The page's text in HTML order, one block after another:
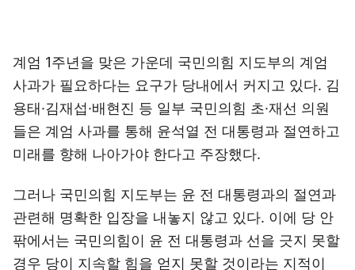
계엄 1주년을 맞은 가운데 국민의힘 지도부의 계엄
사과가 필요하다는 요구가 당내에서 커지고 있다. 김
용태·김재섭·배현진 등 일부 국민의힘 초·재선 의원
들은 계엄 사과를 통해 윤석열 전 대통령과 절연하고
미래를 향해 나아가야 한다고 주장했다.
그러나 국민의힘 지도부는 윤 전 대통령과의 절연과
관련해 명확한 입장을 내놓지 않고 있다. 이에 당 안
팎에서는 국민의힘이 윤 전 대통령과 선을 긋지 못할
경우 당이 지속할 힘을 얻지 못할 것이라는 지적이